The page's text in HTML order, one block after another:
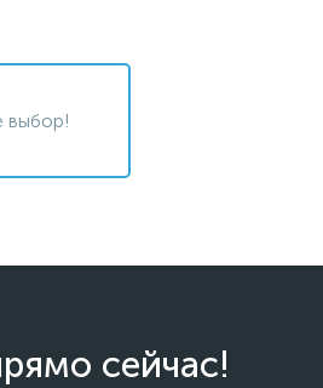
выбор!
сейчас!